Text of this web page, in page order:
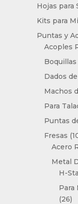
Hojas para
Kits para
Puntas y
Acoples
Boquillas
Dados
Machos
Para
Puntas
Fresas
Acero
Metal
H-
Para
2626